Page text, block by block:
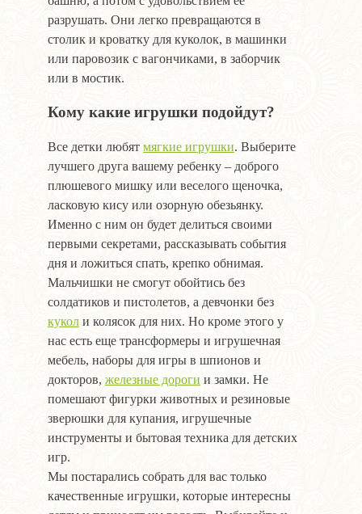
разрушать. Они легко превращаются в
столик и кроватку для куколок, в машинки
или паровозик с вагончиками, в заборчик
или в мостик.
Кому какие игрушки подойдут?
Все детки любят мягкие игрушки. Выберите
лучшего друга вашему ребенку – доброго
плюшевого мишку или веселого щеночка,
ласковую кису или озорную обезьянку.
Именно с ним он будет делиться своими
первыми секретами, рассказывать события
дня и ложиться спать, крепко обнимая.
Мальчишки не смогут обойтись без
солдатиков и пистолетов, а девчонки без
кукол и колясок для них. Но кроме этого у
нас есть еще трансформеры и игрушечная
мебель, наборы для игры в шпионов и
докторов, железные дороги и замки. Не
помешают фигурки животных и резиновые
зверюшки для купания, игрушечные
инструменты и бытовая техника для детских
игр.
Мы постарались собрать для вас только
качественные игрушки, которые интересны